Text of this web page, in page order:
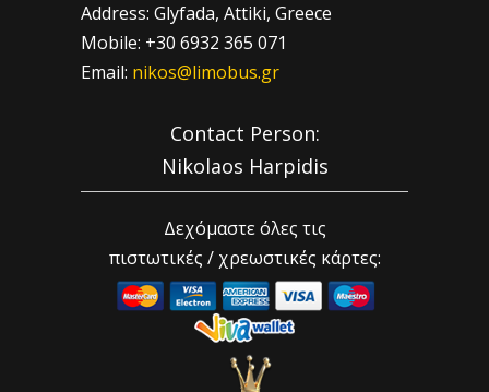
Address: Glyfada, Attiki, Greece
Mobile: +30 6932 365 071
Email: nikos@limobus.gr
Contact Person:
Nikolaos Harpidis
Δεχόμαστε όλες τις
πιστωτικές / χρεωστικές κάρτες: